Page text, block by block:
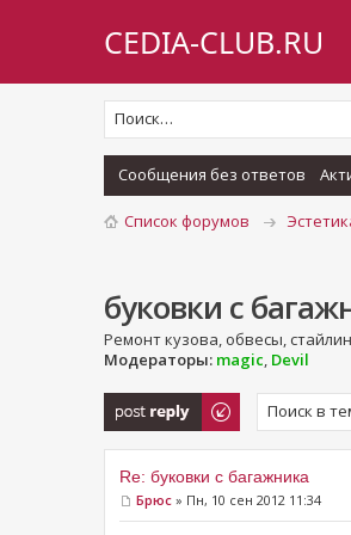
CEDIA-CLUB.RU
Сообщения без ответов
Список форумов
буковки с
Ремонт кузова, обвесы,
Модераторы: magic, Devil
Ответить
Re: буковки с багажника
Брюс » Пн, 10 сен 2012 11:34